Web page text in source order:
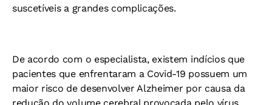
suscetíveis a grandes complicações.
De acordo com o especialista, existem indícios que
pacientes que enfrentaram a Covid-19 possuem um
maior risco de desenvolver Alzheimer por causa da